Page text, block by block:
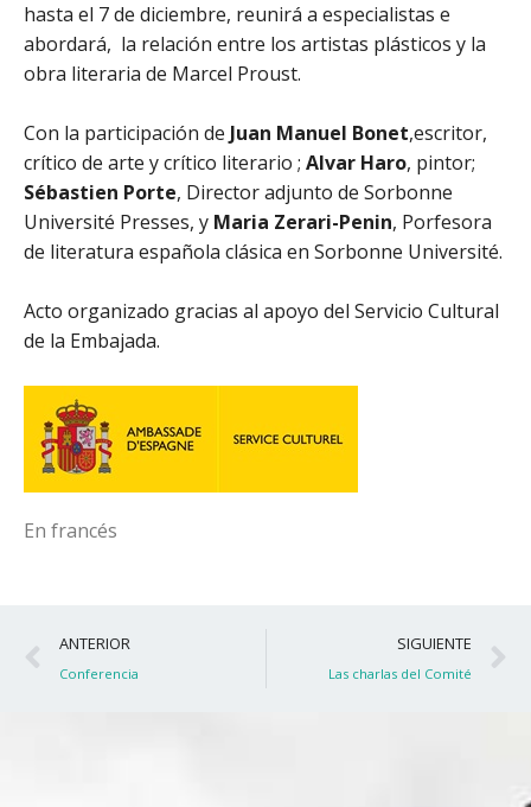
hasta el 7 de diciembre, reunirá a especialistas e
abordará, la relación entre los artistas plásticos y la
obra literaria de Marcel Proust.
Con la participación de Juan Manuel Bonet,escritor,
crítico de arte y crítico literario ; Alvar Haro, pintor;
Sébastien Porte, Director adjunto de Sorbonne
Université Presses, y Maria Zerari-Penin, Porfesora
de literatura española clásica en Sorbonne Université.
Acto organizado gracias al apoyo del Servicio Cultural
de la Embajada.
En francés
Ant
ANTERIOR
Conferencia
SIGUIENTE
Las charlas del Comité